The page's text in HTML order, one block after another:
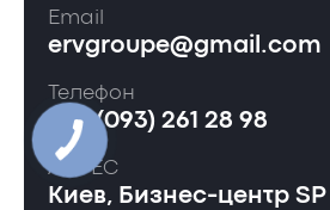
Email
ervgroupe@gmail.com
Телефон
+38 (093) 261 28 98
АДРЕС
Киев, Бизнес-центр SP